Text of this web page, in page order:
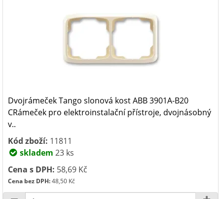
Dvojrámeček Tango slonová kost ABB 3901A-B20
CRámeček pro elektroinstalační přístroje, dvojnásobný
v..
Kód zboží: 11811
skladem 23 ks
Cena s DPH: 58,69 Kč
Cena bez DPH:48,50 Kč